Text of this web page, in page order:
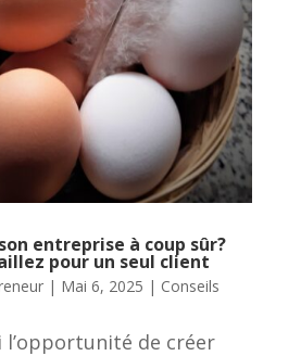
entreprise à coup sûr?
pour un seul client
| Mai 6, 2025 | Conseils
l’opportunité de créer